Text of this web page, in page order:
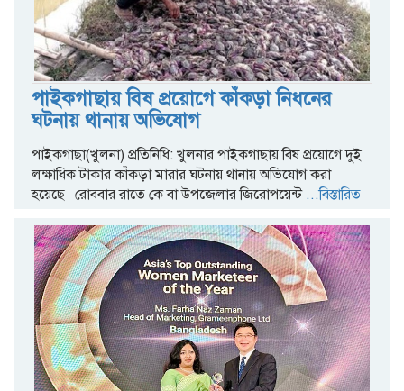
পাইকগাছায় বিষ প্রয়োগে কাঁকড়া নিধনের
ঘটনায় থানায় অভিযোগ
পাইকগাছা(খুলনা) প্রতিনিধি: খুলনার পাইকগাছায় বিষ প্রয়োগে দুই
লক্ষাধিক টাকার কাঁকড়া মারার ঘটনায় থানায় অভিযোগ করা
হয়েছে। রোববার রাতে কে বা উপজেলার জিরোপয়েন্ট...বিস্তারিত